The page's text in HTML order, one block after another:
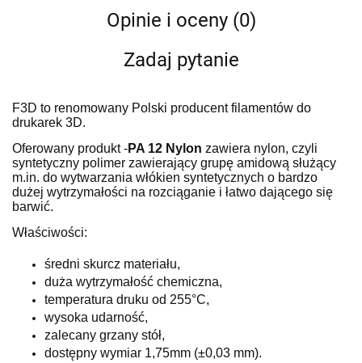
Opinie i oceny (0)
Zadaj pytanie
F3D to renomowany Polski producent filamentów do
drukarek 3D.
Oferowany produkt -PA 12 Nylon zawiera nylon, czyli
syntetyczny polimer zawierający grupę amidową służący
m.in. do wytwarzania włókien syntetycznych o bardzo
dużej wytrzymałości na rozciąganie i łatwo dającego się
barwić.
Właściwości:
średni skurcz materiału,
duża wytrzymałość chemiczna,
temperatura druku od 255°C,
wysoka udarność,
zalecany grzany stół,
dostępny wymiar 1,75mm (±0,03 mm).